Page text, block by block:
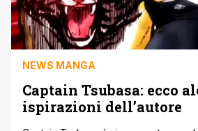
NEWS MANGA
Captain Tsubasa: ecco
ispirazioni dell’autore